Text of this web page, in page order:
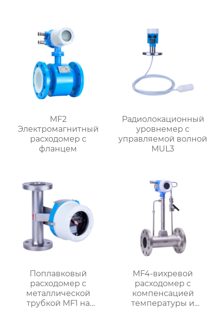
MF2
Электромагнитный
расходомер с
фланцем
Радиолокационный
уровнемер с
управляемой волной
MUL3
Поплавковый
расходомер с
металлической
трубкой MF1 на
MF4-вихревой
расходомер с
компенсацией
температуры и